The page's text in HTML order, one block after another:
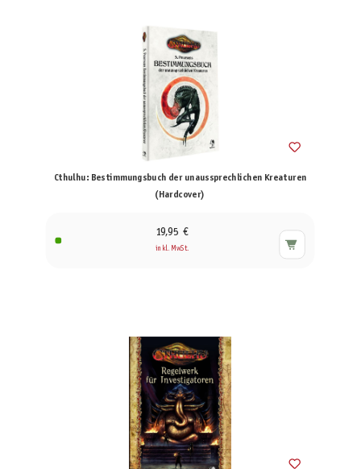
Cthulhu: Bestimmungsbuch der unaussprechlichen Kreaturen
(Hardcover)
19,95 €
inkl. MwSt.